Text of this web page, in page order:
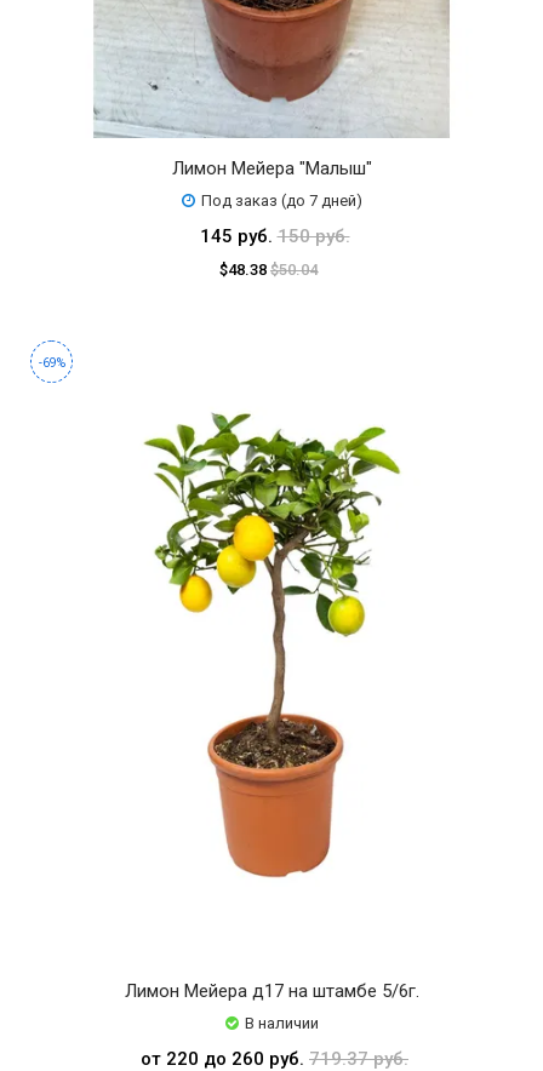
Лимон Мейера "Малыш"
Под заказ (до 7 дней)
145 руб.150 руб.
$48.38 $50.04
-69%
Лимон Мейера д17 на штамбе 5/6г.
В наличии
от 220 до 260 руб. 719.37 руб.